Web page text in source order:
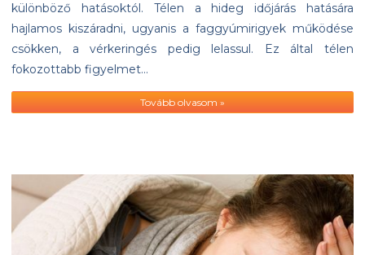
különböző hatásoktól. Télen a hideg időjárás hatására
hajlamos kiszáradni, ugyanis a faggyúmirigyek működése
csökken, a vérkeringés pedig lelassul. Ez által télen
fokozottabb figyelmet…
Tovább olvasom »